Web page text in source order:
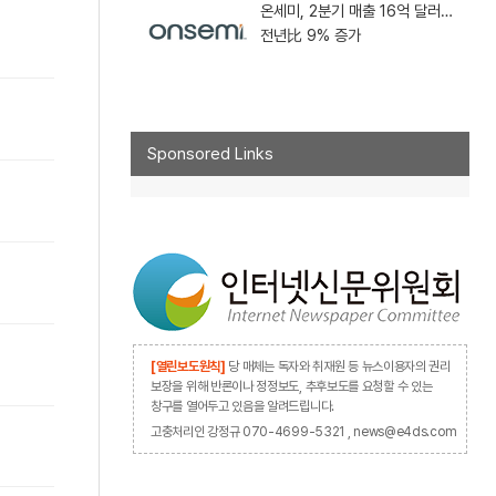
온세미, 2분기 매출 16억 달러…
전년比 9% 증가
Sponsored Links
[열린보도원칙] 당 매체는 독자와 취재원 등 뉴스이용자의 권리
보장을 위해 반론이나 정정보도, 추후보도를 요청할 수 있는
창구를 열어두고 있음을 알려드립니다.
고충처리인 강정규 070-4699-5321 , news@e4ds.com